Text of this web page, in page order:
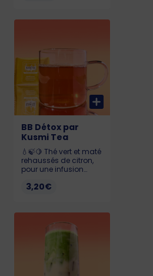
Gluten
BB Détox par
Kusmi Tea
💧🍃🍋 Thé vert et maté
rehaussés de citron,
pour une infusion
détoxifiante. 0 Kcal
3,20€